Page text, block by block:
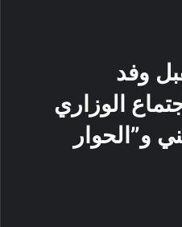
وفد
الوزاري
و”الحوار